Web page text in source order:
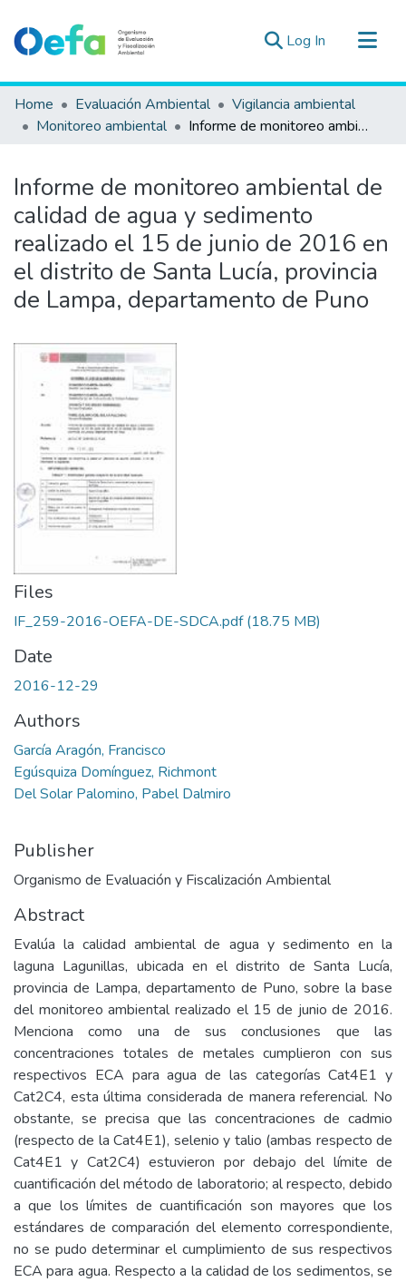
Log In (current)
Communities & Collections
All of DSpace
Estad. Externas
Guias ▾
Home Evaluación Ambiental
Vigilancia ambiental
Monitoreo ambiental
Informe de monitoreo ambiental de calidad de agua y sedimento realizado el 15 de junio de 2016 en el distrito de Santa Lucía, provincia de Lampa, departamento de Puno
Informe de monitoreo ambiental de
calidad de agua y sedimento
realizado el 15 de junio de 2016 en
el distrito de Santa Lucía, provincia
de Lampa, departamento de Puno
Files
IF_259-2016-OEFA-DE-SDCA.pdf(18.75 MB)
Date
2016-12-29
Authors
García Aragón, Francisco
Egúsquiza Domínguez, Richmont
Del Solar Palomino, Pabel Dalmiro
Publisher
Organismo de Evaluación y Fiscalización Ambiental
Abstract
Evalúa la calidad ambiental de agua y sedimento en la
laguna Lagunillas, ubicada en el distrito de Santa Lucía,
provincia de Lampa, departamento de Puno, sobre la base
del monitoreo ambiental realizado el 15 de junio de 2016.
Menciona como una de sus conclusiones que las
concentraciones totales de metales cumplieron con sus
respectivos ECA para agua de las categorías Cat4E1 y
Cat2C4, esta última considerada de manera referencial. No
obstante, se precisa que las concentraciones de cadmio
(respecto de la Cat4E1), selenio y talio (ambas respecto de
Cat4E1 y Cat2C4) estuvieron por debajo del límite de
cuantificación del método de laboratorio; al respecto, debido
a que los límites de cuantificación son mayores que los
estándares de comparación del elemento correspondiente,
no se pudo determinar el cumplimiento de sus respectivos
ECA para agua. Respecto a la calidad de los sedimentos, se